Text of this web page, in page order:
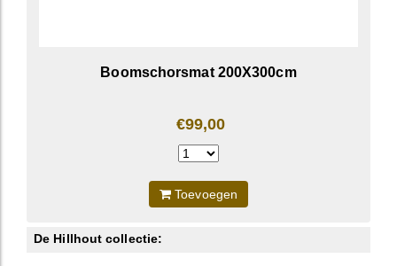
Boomschorsmat 200X300cm
€99,00
Toevoegen
De Hillhout collectie: